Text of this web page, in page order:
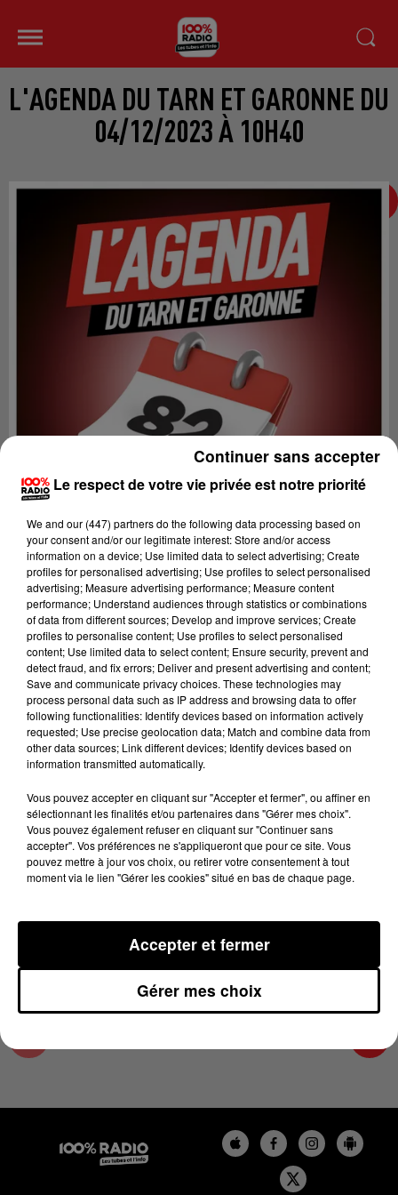
L'AGENDA DU TARN ET GARONNE DU
04/12/2023 À 10H40
Lecture (1 min 15 sec)
100%
100% Radio l'agenda du Tarn et Garonne
4 décembre 2023 - 1 min 15 sec
L'AGENDA DU TARN ET GARONNE DU
04/12/2023 À 10H40
L'agenda du Tarn et Garonne
Le respect de votre vie privée est notre priorité
We and our (447) partnersdo the following data processing based on
your consent and/or our legitimate interest: Store and/or access
information on a device; Use limited data to select advertising; Create
profiles for personalised advertising; Use profiles to select personalised
advertising; Measure advertising performance; Measure content
performance; Understand audiences through statistics or combinations
of data from different sources; Develop and improve services; Create
profiles to personalise content; Use profiles to select personalised
content; Use limited data to select content; Ensure security, prevent and
detect fraud, and fix errors; Deliver and present advertising and content;
Save and communicate privacy choices. These technologies may
process personal data such as IP address and browsing data to offer
following functionalities: Identify devices based on information actively
requested; Use precise geolocation data; Match and combine data from
other data sources; Link different devices; Identify devices based on
information transmitted automatically.
Vous pouvez accepter en cliquant sur "Accepter et fermer", ou affiner en
sélectionnant les finalités et/ou partenaires dans "Gérer mes choix".
Vous pouvez également refuser en cliquant sur "Continuer sans
accepter". Vos préférences ne s'appliqueront que pour ce site. Vous
pouvez mettre à jour vos choix, ou retirer votre consentement à tout
moment via le lien "Gérer les cookies" situé en bas de chaque page.
Gérer mes choix
Accepter et fermer
Continuer sans accepter